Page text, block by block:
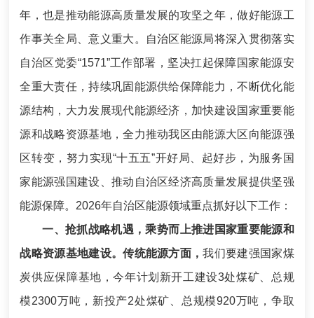
年，也是推动能源高质量发展的攻坚之年，做好能源工
作事关全局、意义重大。自治区能源局将深入贯彻落实
自治区党委“1571”工作部署，坚决扛起保障国家能源安
全重大责任，持续巩固能源供给保障能力，不断优化能
源结构，大力发展现代能源经济，加快建设国家重要能
源和战略资源基地，全力推动我区由能源大区向能源强
区转变，努力实现“十五五”开好局、起好步，为服务国
家能源强国建设、推动自治区经济高质量发展提供坚强
能源保障。2026年自治区能源领域重点抓好以下工作：
一、抢抓战略机遇，乘势而上推进国家重要能源和
战略资源基地建设。传统能源方面，我们要建强国家煤
炭供应保障基地，今年计划新开工建设3处煤矿、总规
模2300万吨，新投产2处煤矿、总规模920万吨，争取